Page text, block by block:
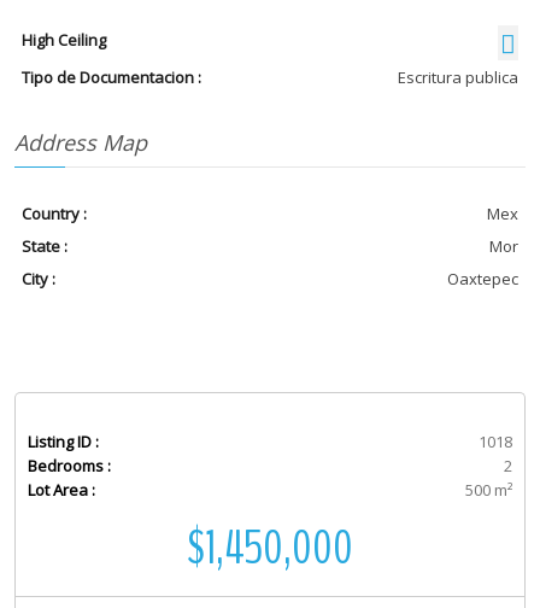
High Ceiling
Tipo de Documentacion :
Escritura publica
Address Map
Country :
Mex
State :
Mor
City :
Oaxtepec
Listing ID :
1018
Bedrooms :
2
Lot Area :
500 m²
$1,450,000